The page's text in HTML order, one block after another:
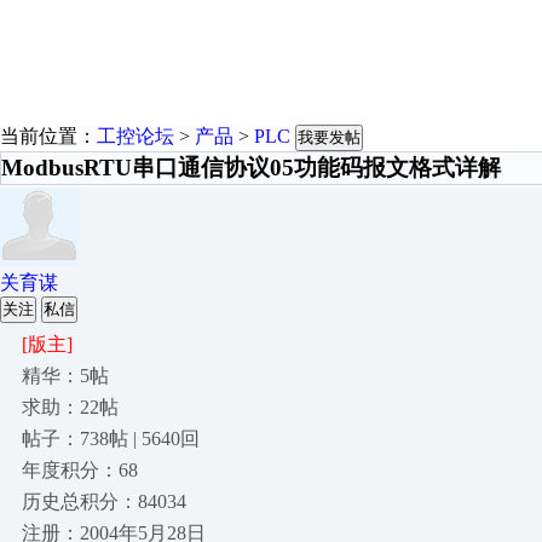
当前位置： 工控论坛 > 产品 > PLC 我要发帖
ModbusRTU串口通信协议05功能码报文格式详解
关育谋
关注 私信
[版主]
精华：5帖
求助：22帖
帖子：738帖 | 5640回
年度积分：68
历史总积分：84034
注册：2004年5月28日